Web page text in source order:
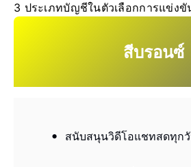
3 ประเภทบัญชีในตัวเลือกการแข่งขั
สีบรอนซ์
สนับสนุนวิดีโอแชทสดทุก